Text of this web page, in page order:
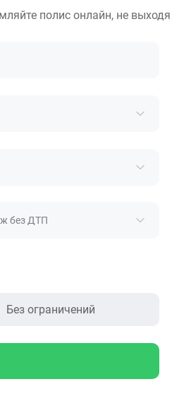
полис онлайн, не
без ДТП
Без ограничений